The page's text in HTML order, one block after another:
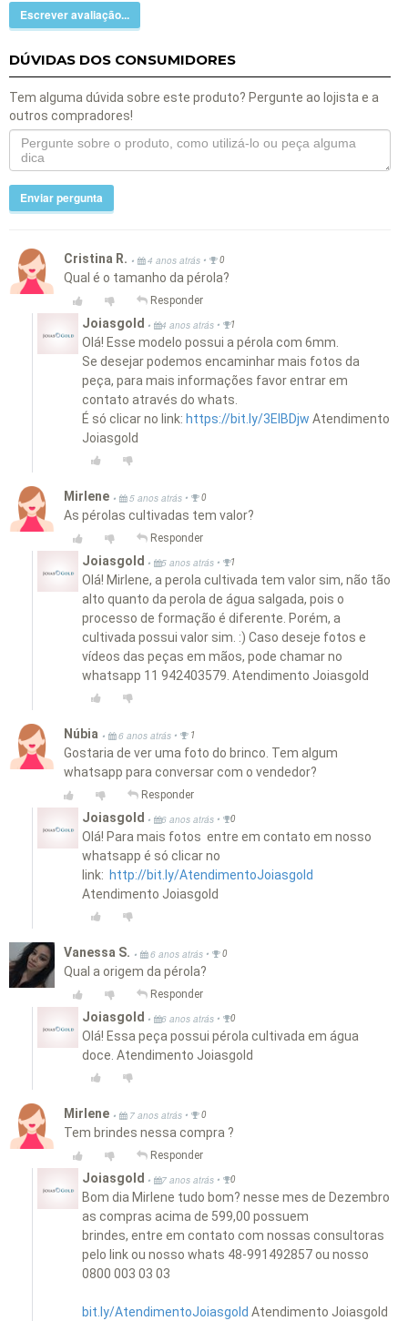
Escrever avaliação...
DÚVIDAS DOS CONSUMIDORES
Tem alguma dúvida sobre este produto? Pergunte ao lojista e a
outros compradores!
Enviar pergunta
Cristina R. • 4 anos atrás • 0
Qual é o tamanho da pérola?
Responder
Joiasgold • 4 anos atrás • 1
Olá! Esse modelo possui a pérola com 6mm.
Se desejar podemos encaminhar mais fotos da
peça, para mais informações favor entrar em
contato através do whats.
É só clicar no link: https://bit.ly/3EIBDjw Atendimento
Joiasgold
Mirlene • 5 anos atrás • 0
As pérolas cultivadas tem valor?
Responder
Joiasgold • 5 anos atrás • 1
Olá! Mirlene, a perola cultivada tem valor sim, não tão
alto quanto da perola de água salgada, pois o
processo de formação é diferente. Porém, a
cultivada possui valor sim. :) Caso deseje fotos e
vídeos das peças em mãos, pode chamar no
whatsapp 11 942403579. Atendimento Joiasgold
Núbia • 6 anos atrás • 1
Gostaria de ver uma foto do brinco. Tem algum
whatsapp para conversar com o vendedor?
Responder
Joiasgold • 6 anos atrás • 0
Olá! Para mais fotos entre em contato em nosso
whatsapp é só clicar no
link: http://bit.ly/AtendimentoJoiasgold
Atendimento Joiasgold
Vanessa S. • 6 anos atrás • 0
Qual a origem da pérola?
Responder
Joiasgold • 6 anos atrás • 0
Olá! Essa peça possui pérola cultivada em água
doce. Atendimento Joiasgold
Mirlene • 7 anos atrás • 0
Tem brindes nessa compra ?
Responder
Joiasgold • 7 anos atrás • 0
Bom dia Mirlene tudo bom? nesse mes de Dezembro
as compras acima de 599,00 possuem
brindes, entre em contato com nossas consultoras
pelo link ou nosso whats 48-991492857 ou nosso
0800 003 03 03
bit.ly/AtendimentoJoiasgold Atendimento Joiasgold